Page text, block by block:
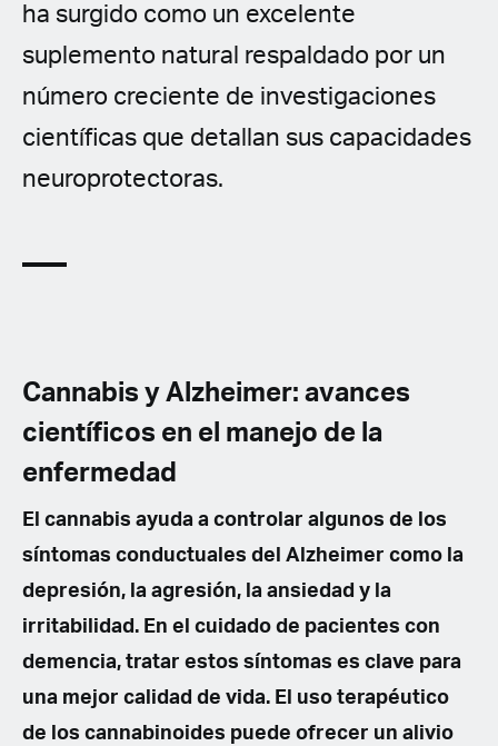
ha surgido como un excelente
suplemento natural respaldado por un
número creciente de investigaciones
científicas que detallan sus capacidades
neuroprotectoras.
Cannabis y Alzheimer: avances
científicos en el manejo de la
enfermedad
El cannabis ayuda a controlar algunos de los
síntomas conductuales del Alzheimer como la
depresión, la agresión, la ansiedad y la
irritabilidad. En el cuidado de pacientes con
demencia, tratar estos síntomas es clave para
una mejor calidad de vida. El uso terapéutico
de los cannabinoides puede ofrecer un alivio